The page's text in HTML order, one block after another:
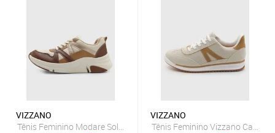
VIZZANO
Tênis Feminino Modare Solado Robustado Bege
VIZZANO
Tênis Feminino Vizzano Cano